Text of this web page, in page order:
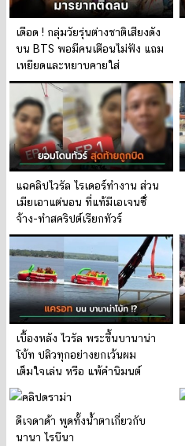
เดือด ! กลุ่มวัยรุ่นต่างชาติเสียงดัง
บน BTS พอมีคนเตือนไม่ฟัง แถม
เหยียดและหยาบคายใส่
แฉคลิปไวรัล ไรเดอร์ทำงาน ส่วน
เมียเอาแต่นอน ที่แท้มีเอเจนซี่้
จ้าง-ทำสคริปต์เรียกทัวร์
เบื้องหลัง ไวรัล พระขึ้นบานาน่า
โบ้ท ปลิวทุกอย่างยกเว้นผม
เต็มใจเล่น หรือ แพ้คำนิมนต์
ดีเจดาด้า พูดทั้งน้ำตาเกี่ยวกับ
นานา ไรบีนา